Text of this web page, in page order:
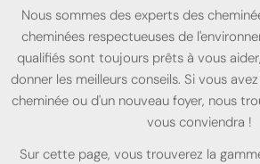
Nous sommes des experts des
cheminées respectueuses de
qualifiés sont toujours prêts à vous
donner les meilleurs conseils. Si vous
cheminée ou d'un nouveau foyer, nous
vous conviendra !
Sur cette page, vous trouverez la